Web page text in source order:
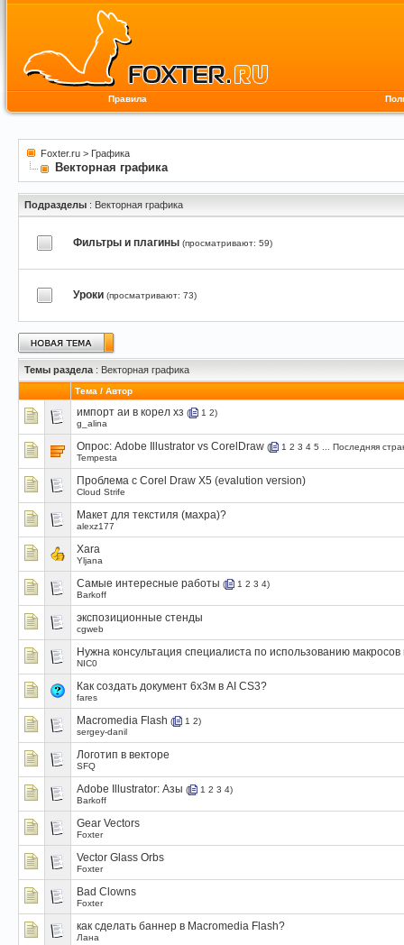
Правила
Foxter.ru > Графика
Векторная графика
Подразделы : Векторная графика
Фильтры и плагины (просматривают: 59)
Уроки (просматривают: 73)
Темы раздела : Векторная графика
Тема / Автор
импорт аи в корел хз ( 1 2)
g_alina
Опрос: Adobe Illustrator vs CorelDraw ( 1 2 3 4 5
Последняя
Tempesta
Проблема с Corel Draw X5 (evalution version)
Cloud Strife
Макет для текстиля (махра)?
alexz177
Xara
Yljana
Самые интересные работы ( 1 2 3 4)
Barkoff
экспозиционные стенды
cgweb
Нужна консультация специалиста по использованию
NIC0
Как создать документ 6х3м в AI CS3?
fares
Macromedia Flash ( 1 2)
sergey-danil
Логотип в векторе
SFQ
Adobe Illustrator: Азы ( 1 2 3 4)
Barkoff
Gear Vectors
Foxter
Vector Glass Orbs
Foxter
Bad Clowns
Foxter
как сделать баннер в Macromedia Flash?
Лана